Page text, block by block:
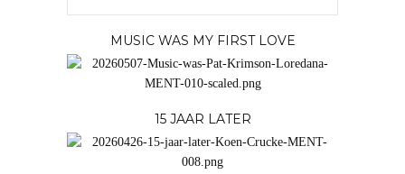
MUSIC WAS MY FIRST LOVE
15 JAAR LATER